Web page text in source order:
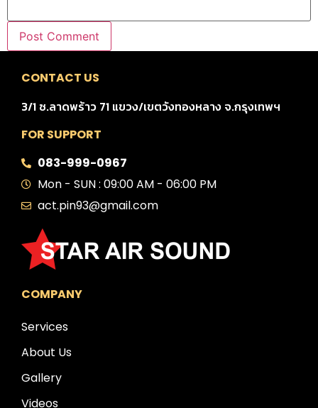
CONTACT US
3/1 ซ.ลาดพร้าว 71 แขวง/เขตวังทองหลาง จ.กรุงเทพฯ
FOR SUPPORT
083-999-0967
Mon - SUN : 09:00 AM - 06:00 PM
act.pin93@gmail.com
COMPANY
Services
About Us
Gallery
Videos